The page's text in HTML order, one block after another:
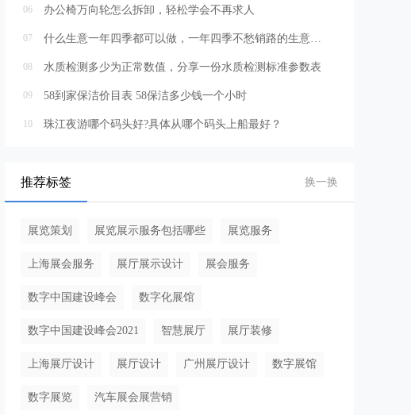
06 办公椅万向轮怎么拆卸，轻松学会不再求人
07 什么生意一年四季都可以做，一年四季不愁销路的生意推荐
08 水质检测多少为正常数值，分享一份水质检测标准参数表
09 58到家保洁价目表 58保洁多少钱一个小时
10 珠江夜游哪个码头好?具体从哪个码头上船最好？
推荐标签 换一换
展览策划 展览展示服务包括哪些 展览服务
上海展会服务 展厅展示设计 展会服务
数字中国建设峰会 数字化展馆
数字中国建设峰会2021 智慧展厅 展厅装修
上海展厅设计 展厅设计 广州展厅设计 数字展馆
数字展览 汽车展会展营销